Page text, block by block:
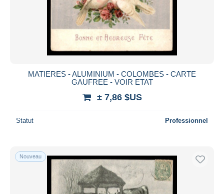
MATIERES - ALUMINIUM - COLOMBES - CARTE
GAUFREE - VOIR ETAT
± 7,86 $US
Statut Professionnel
Nouveau